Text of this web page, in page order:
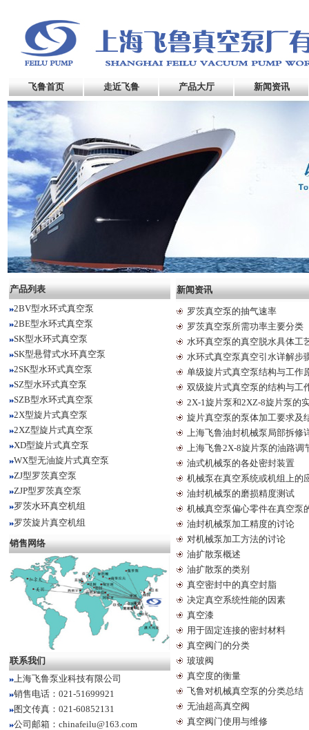
飞鲁首页 走近飞鲁 产品大厅 新闻资讯
产品列表
2BV型水环式真空泵
2BE型水环式真空泵
SK型水环式真空泵
SK型悬臂式水环真空泵
2SK型水环式真空泵
SZ型水环式真空泵
SZB型水环式真空泵
2X型旋片式真空泵
2XZ型旋片式真空泵
XD型旋片式真空泵
WX型无油旋片式真空泵
ZJ型罗茨真空泵
ZJP型罗茨真空泵
罗茨水环真空机组
罗茨旋片真空机组
销售网络
联系我们
上海飞鲁泵业科技有限公司
销售电话：021-51699921
图文传真：021-60852131
公司邮箱：chinafeilu@163.com
新闻资讯
罗茨真空泵的抽气速率
罗茨真空泵所需功率主要分类
水环真空泵的真空脱水具体工
水环式真空泵真空引水详解步
单级旋片式真空泵结构与工作
双级旋片式真空泵的结构与工
2X-1旋片泵和2XZ-8旋片泵的
旋片真空泵的泵体加工要求及
上海飞鲁油封机械泵局部拆修
上海飞鲁2X-8旋片泵的油路调
油式机械泵的各处密封装置
机械泵在真空系统或机组上的
油封机械泵的磨损精度测试
机械真空泵偏心零件在真空泵
油封机械泵加工精度的讨论
对机械泵加工方法的讨论
油扩散泵概述
油扩散泵的类别
真空密封中的真空封脂
决定真空系统性能的因素
真空漆
用于固定连接的密封材料
真空阀门的分类
玻玻阀
真空度的衡量
飞鲁对机械真空泵的分类总结
无油超高真空阀
真空阀门使用与维修